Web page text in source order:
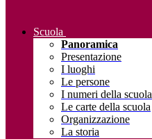
Scuola
Panoramica
Presentazione
I luoghi
Le persone
I numeri della scuola
Le carte della scuola
Organizzazione
La storia